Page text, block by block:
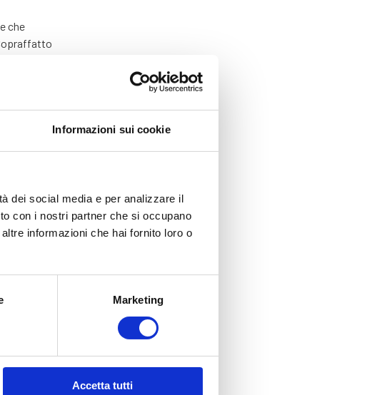
Informazioni sui cookie
dei social media e per analizzare il
con i nostri partner che si occupano
informazioni che hai fornito loro o
Marketing
Accetta tutti
che
vita
della
grande
e poi il
dopo
che solo un